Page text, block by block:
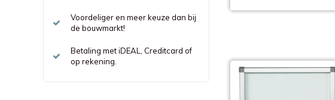
Voordeliger en meer keuze dan bij
de bouwmarkt!
Betaling met iDEAL, Creditcard of
op rekening.